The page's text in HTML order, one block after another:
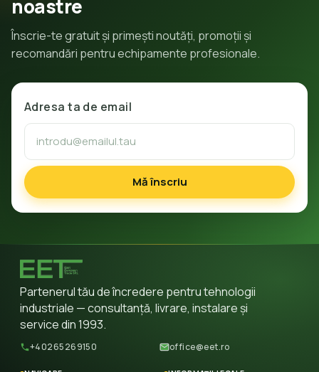
noastre
Înscrie-te gratuit și primești noutăți, promoții și
recomandări pentru echipamente profesionale.
Adresa ta de email
Mă înscriu
Partenerul tău de încredere pentru tehnologii
industriale — consultanță, livrare, instalare și
service din 1993.
+40265269150 office@eet.ro